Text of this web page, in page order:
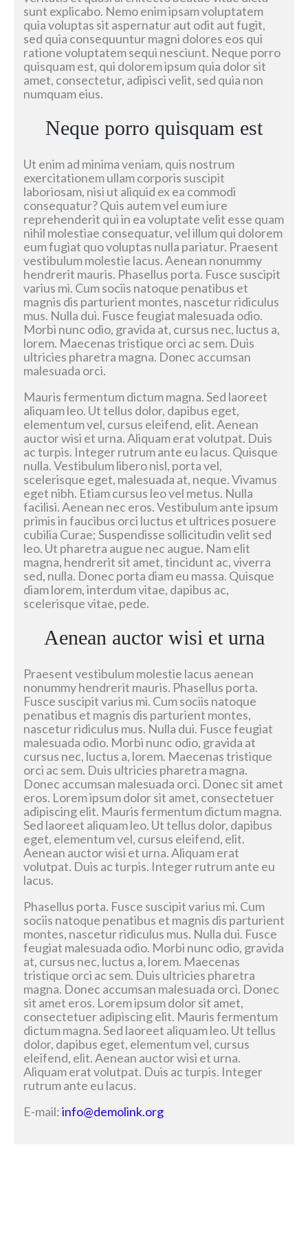
sunt explicabo. Nemo enim ipsam voluptatem
quia voluptas sit aspernatur aut odit aut fugit,
sed quia consequuntur magni dolores eos qui
ratione voluptatem sequi nesciunt. Neque porro
quisquam est, qui dolorem ipsum quia dolor sit
amet, consectetur, adipisci velit, sed quia non
numquam eius.
Neque porro quisquam est
Ut enim ad minima veniam, quis nostrum
exercitationem ullam corporis suscipit
laboriosam, nisi ut aliquid ex ea commodi
consequatur? Quis autem vel eum iure
reprehenderit qui in ea voluptate velit esse quam
nihil molestiae consequatur, vel illum qui dolorem
eum fugiat quo voluptas nulla pariatur. Praesent
vestibulum molestie lacus. Aenean nonummy
hendrerit mauris. Phasellus porta. Fusce suscipit
varius mi. Cum sociis natoque penatibus et
magnis dis parturient montes, nascetur ridiculus
mus. Nulla dui. Fusce feugiat malesuada odio.
Morbi nunc odio, gravida at, cursus nec, luctus a,
lorem. Maecenas tristique orci ac sem. Duis
ultricies pharetra magna. Donec accumsan
malesuada orci.
Mauris fermentum dictum magna. Sed laoreet
aliquam leo. Ut tellus dolor, dapibus eget,
elementum vel, cursus eleifend, elit. Aenean
auctor wisi et urna. Aliquam erat volutpat. Duis
ac turpis. Integer rutrum ante eu lacus. Quisque
nulla. Vestibulum libero nisl, porta vel,
scelerisque eget, malesuada at, neque. Vivamus
eget nibh. Etiam cursus leo vel metus. Nulla
facilisi. Aenean nec eros. Vestibulum ante ipsum
primis in faucibus orci luctus et ultrices posuere
cubilia Curae; Suspendisse sollicitudin velit sed
leo. Ut pharetra augue nec augue. Nam elit
magna, hendrerit sit amet, tincidunt ac, viverra
sed, nulla. Donec porta diam eu massa. Quisque
diam lorem, interdum vitae, dapibus ac,
scelerisque vitae, pede.
Aenean auctor wisi et urna
Praesent vestibulum molestie lacus aenean
nonummy hendrerit mauris. Phasellus porta.
Fusce suscipit varius mi. Cum sociis natoque
penatibus et magnis dis parturient montes,
nascetur ridiculus mus. Nulla dui. Fusce feugiat
malesuada odio. Morbi nunc odio, gravida at
cursus nec, luctus a, lorem. Maecenas tristique
orci ac sem. Duis ultricies pharetra magna.
Donec accumsan malesuada orci. Donec sit amet
eros. Lorem ipsum dolor sit amet, consectetuer
adipiscing elit. Mauris fermentum dictum magna.
Sed laoreet aliquam leo. Ut tellus dolor, dapibus
eget, elementum vel, cursus eleifend, elit.
Aenean auctor wisi et urna. Aliquam erat
volutpat. Duis ac turpis. Integer rutrum ante eu
lacus.
Phasellus porta. Fusce suscipit varius mi. Cum
sociis natoque penatibus et magnis dis parturient
montes, nascetur ridiculus mus. Nulla dui. Fusce
feugiat malesuada odio. Morbi nunc odio, gravida
at, cursus nec, luctus a, lorem. Maecenas
tristique orci ac sem. Duis ultricies pharetra
magna. Donec accumsan malesuada orci. Donec
sit amet eros. Lorem ipsum dolor sit amet,
consectetuer adipiscing elit. Mauris fermentum
dictum magna. Sed laoreet aliquam leo. Ut tellus
dolor, dapibus eget, elementum vel, cursus
eleifend, elit. Aenean auctor wisi et urna.
Aliquam erat volutpat. Duis ac turpis. Integer
rutrum ante eu lacus.
E-mail:info@demolink.org